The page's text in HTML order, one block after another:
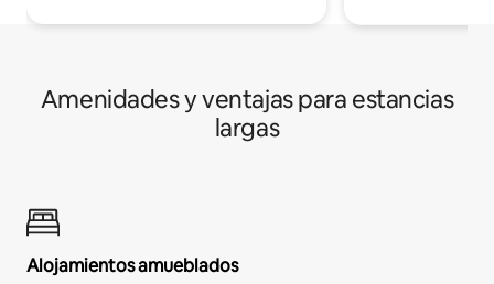
Amenidades y ventajas para estancias
largas
Alojamientos amueblados